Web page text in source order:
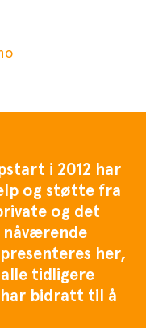
i 2012 har
og støtte fra
og det
her,
tidligere
bidratt til å